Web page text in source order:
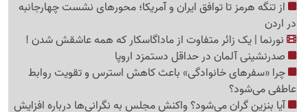
از تنگه هرمز تا توافق ایران و آمریکا؛ محورهای نشست چهارجانبه
در اردن
نورنما | یک زائر متفاوت از ماداگاسکار که همه عاشقش شدن !
صدرنشینی آلمان در حداقل دستمزد اروپا
چرا «سفرهای خانوادگی» باعث کاهش استرس و تقویت روابط
عاطفی می‌شود؟
آیا بنزین گران می‌شود؟ واکنش مجلس به نگرانی‌ها درباره افزایش